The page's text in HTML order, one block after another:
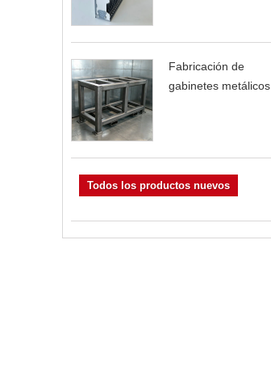
Fabricación de
gabinetes metálicos
Todos los productos nuevos